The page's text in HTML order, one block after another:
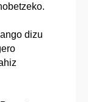
dizu